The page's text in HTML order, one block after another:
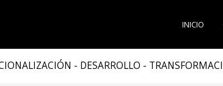
- DESARROLLO -
INICIO